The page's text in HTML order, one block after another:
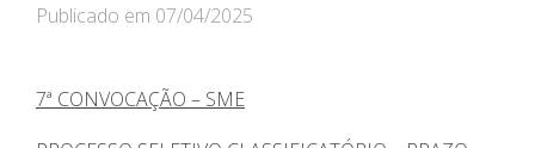
Publicado em 07/04/2025
7ª CONVOCAÇÃO – SME